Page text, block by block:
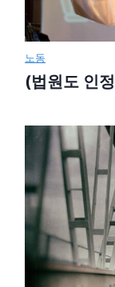
노동
(법원도 인